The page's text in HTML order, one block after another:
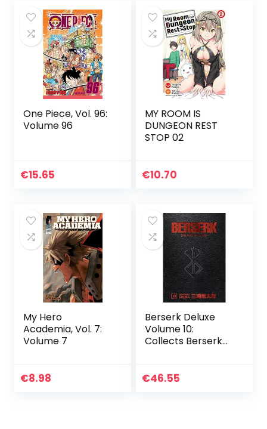
One Piece, Vol. 96:
Volume 96
€15.65
MY ROOM IS
DUNGEON REST
STOP 02
€10.70
My Hero
Academia, Vol. 7:
Volume 7
€8.98
Berserk Deluxe
Volume 10:
Collects Berserk
€46.55